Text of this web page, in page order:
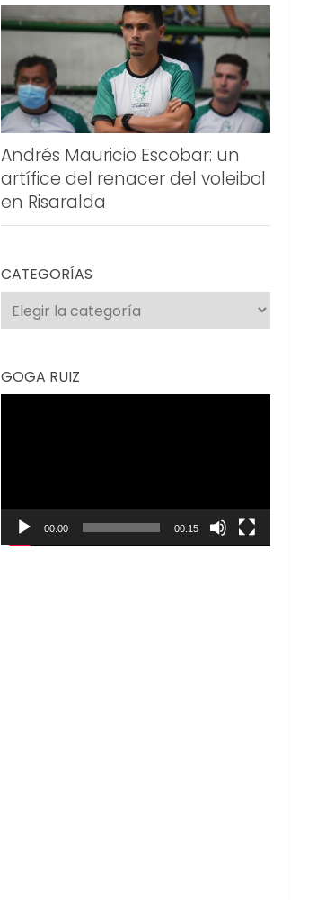
Andrés Mauricio Escobar: un
artífice del renacer del voleibol
en Risaralda
CATEGORÍAS
Categorías
GOGA RUIZ
00:00 00:15